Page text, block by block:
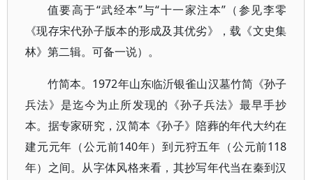
值要高于“武经本”与“十一家注本”（参见李零
《现存宋代孙子版本的形成及其优劣》，载《文史集
林》第二辑。可备一说）。
竹简本。1972年山东临沂银雀山汉墓竹简《孙子
兵法》是迄今为止所发现的《孙子兵法》最早手抄
本。据专家研究，汉简本《孙子》陪葬的年代大约在
建元元年（公元前140年）到元狩五年（公元前118
年）之间。从字体风格来看，其抄写年代当在秦到汉